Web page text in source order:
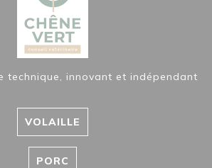
technique, innovant et indépendant
VOLAILLE
PORC